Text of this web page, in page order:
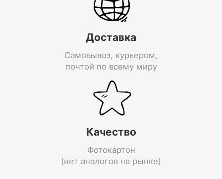
Доставка
Самовывоз, курьером,
почтой по всему миру
Качество
Фотокартон
(нет аналогов на рынке)